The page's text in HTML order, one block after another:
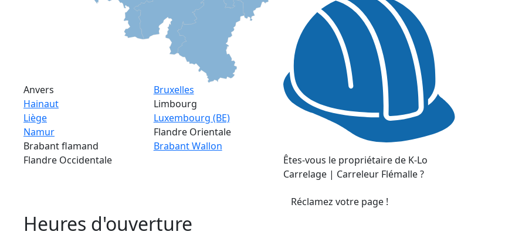
Anvers
Bruxelles
Hainaut
Limbourg
Liège
Luxembourg (BE)
Namur
Flandre Orientale
Brabant flamand
Brabant Wallon
Flandre Occidentale
Êtes-vous le propriétaire de K-Lo
Carrelage | Carreleur Flémalle ?
Réclamez votre page !
Heures d'ouverture